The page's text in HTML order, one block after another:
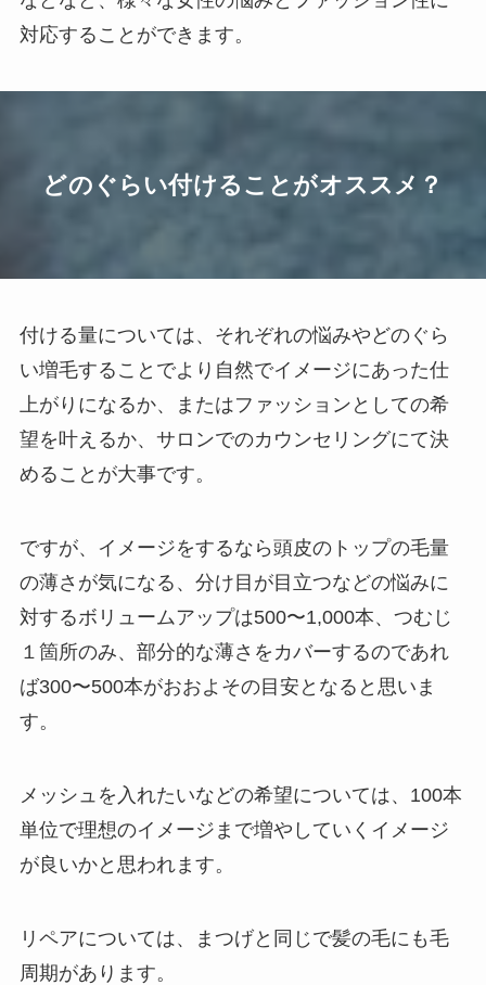
対応することができます。
どのぐらい付けることがオススメ？
付ける量については、それぞれの悩みやどのぐら
い増毛することでより自然でイメージにあった仕
上がりになるか、またはファッションとしての希
望を叶えるか、サロンでのカウンセリングにて決
めることが大事です。
ですが、イメージをするなら頭皮のトップの毛量
の薄さが気になる、分け目が目立つなどの悩みに
対するボリュームアップは500〜1,000本、つむじ
１箇所のみ、部分的な薄さをカバーするのであれ
ば300〜500本がおおよその目安となると思いま
す。
メッシュを入れたいなどの希望については、100本
単位で理想のイメージまで増やしていくイメージ
が良いかと思われます。
リペアについては、まつげと同じで髪の毛にも毛
周期があります。